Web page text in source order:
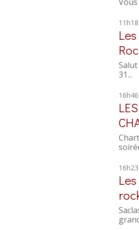
11h18
31...
16h46
16h23